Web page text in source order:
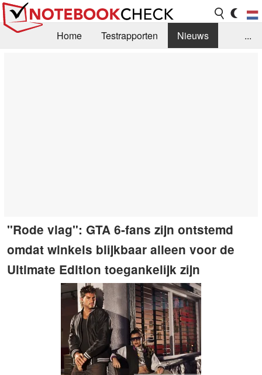
Home Testrapporten
Nieuws
...
"Rode vlag": GTA 6-fans zijn ontstemd
omdat winkels blijkbaar alleen voor de
Ultimate Edition toegankelijk zijn